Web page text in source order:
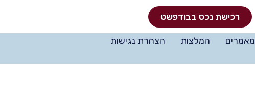
רכישת נכס בבודפשט
מאמרים המלצות
הצהרת נגישות